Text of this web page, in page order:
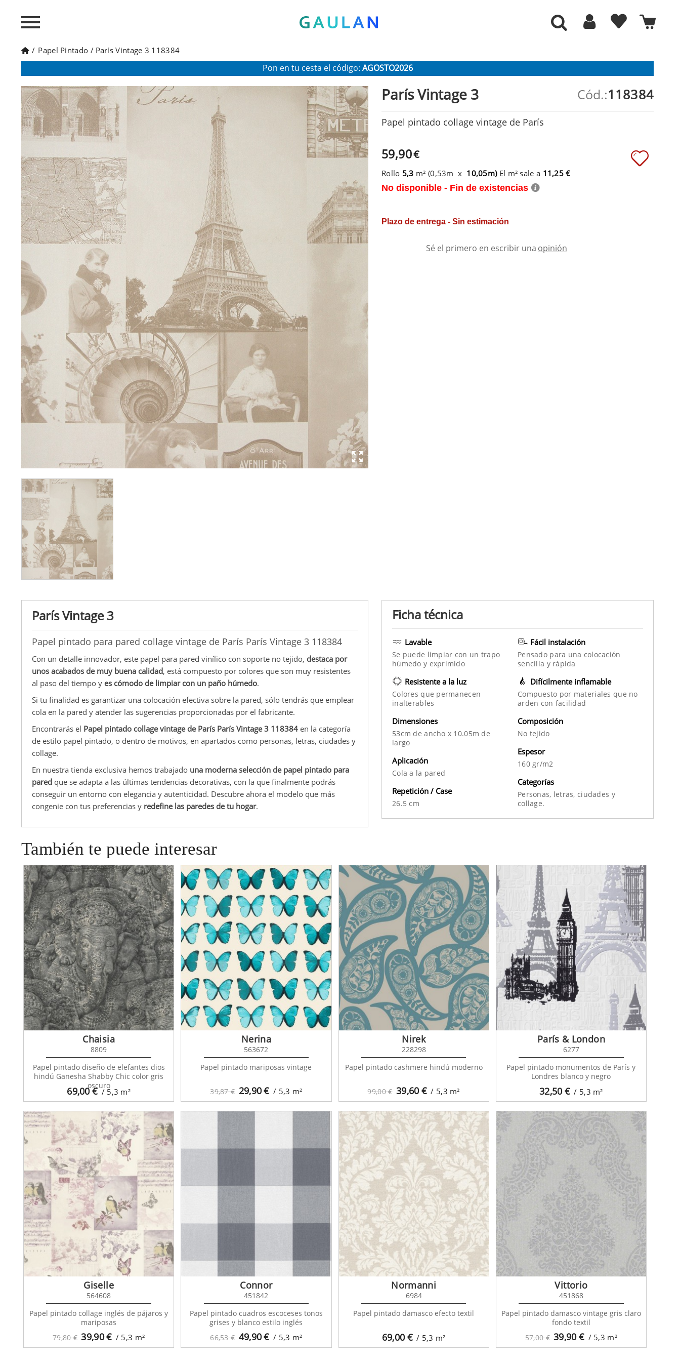
/ Papel Pintado / París Vintage 3 118384
Recibe un 10 % de descuento adicional
París Vintage 3
Papel pintado para pared collage vintage de París París Vintage 3 118384
Con un detalle innovador, este papel para pared vinílico con soporte no tejido, destaca por
unos acabados de muy buena calidad, está compuesto por colores que son muy resistentes
al paso del tiempo y es cómodo de limpiar con un paño húmedo.
Si tu finalidad es garantizar una colocación efectiva sobre la pared, sólo tendrás que emplear
cola en la pared y atender las sugerencias proporcionadas por el fabricante.
Encontrarás el Papel pintado collage vintage de París París Vintage 3 118384 en la categoría
de estilo papel pintado, o dentro de motivos, en apartados como personas, letras, ciudades y
collage.
En nuestra tienda exclusiva hemos trabajado una moderna selección de papel pintado para
pared que se adapta a las últimas tendencias decorativas, con la que finalmente podrás
conseguir un entorno con elegancia y autenticidad. Descubre ahora el modelo que más
congenie con tus preferencias y redefine las paredes de tu hogar.
París Vintage 3 118384
Cód.:
Papel pintado collage vintage de París
59,90€
Rollo 5,3 m² (0,53m x 10,05m) El m² sale a 11,25 €
No disponible - Fin de existencias
Plazo de entrega - Sin estimación
Sé el primero en escribir una opinión
Ficha técnica
Lavable
Se puede limpiar con un trapo
húmedo y exprimido
Resistente a la luz
Colores que permanecen
inalterables
Fácil instalación
Pensado para una colocación
sencilla y rápida
Difícilmente inflamable
Compuesto por materiales que no
arden con facilidad
Dimensiones
53cm de ancho x 10.05m de
largo
Aplicación
Cola a la pared
Repetición / Case
26.5 cm
Composición
No tejido
Espesor
160 gr/m2
Categorías
Personas, letras,ciudades y
collage.
También te puede interesar
69,00€ / 5,3 m²
Chaisia
8809
Papel pintado diseño de elefantes dios
hindú Ganesha Shabby Chic color gris
oscuro
39,87 € 29,90€ / 5,3 m²
Nerina
563672
Papel pintado mariposas vintage
99,00 € 39,60€ / 5,3 m²
Nirek
228298
Papel pintado cashmere hindú moderno
32,50€ / 5,3 m²
París & London
6277
Papel pintado monumentos de París y
Londres blanco y negro
79,80 € 39,90€ / 5,3 m²
Giselle
564608
Papel pintado collage inglés de pájaros y
mariposas
66,53 € 49,90€ / 5,3 m²
Connor
451842
Papel pintado cuadros escoceses tonos
grises y blanco estilo inglés
69,00€ / 5,3 m²
Normanni
6984
Papel pintado damasco efecto textil
57,00 € 39,90€ / 5,3 m²
Vittorio
451868
Papel pintado damasco vintage gris claro
fondo textil